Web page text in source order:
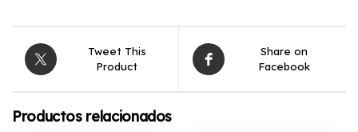
Tweet This
Product
Share on
Facebook
Productos relacionados